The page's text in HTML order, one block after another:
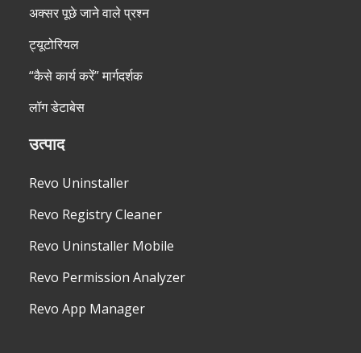
अक्सर पूछे जाने वाले प्रश्न
ट्यूटोरियल
“कैसे कार्य करें” मार्गदर्शक
लॉग डेटाबेस
उत्पाद
Revo Uninstaller
Revo Registry Cleaner
Revo Uninstaller Mobile
Revo Permission Analyzer
Revo App Manager